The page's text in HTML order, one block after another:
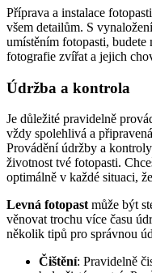
Příprava a instalace
všem detailům. S
umístěním fotopasti,
fotografie zvířat a jejich
Údržba a kontrola
Je důležité pravidelně
vždy spolehlivá a
Provádění údržby a
životnost tvé fotopasti.
optimálně v každé situaci,
Levná fotopast může být
věnovat trochu více času
několik tipů pro správnou
Čištění: Pravidelně